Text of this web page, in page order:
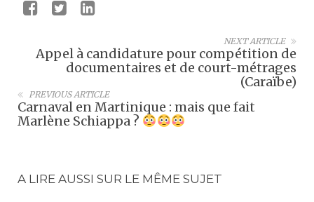
NEXT ARTICLE
Appel à candidature pour compétition de
documentaires et de court-métrages
(Caraïbe)
PREVIOUS ARTICLE
Carnaval en Martinique : mais que fait
Marlène Schiappa ?
A LIRE AUSSI SUR LE MÊME SUJET